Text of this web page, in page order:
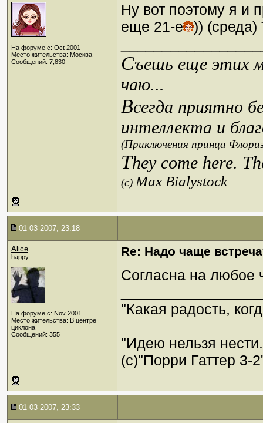
На форуме с: Oct 2001
Место жительства: Москва
Сообщений: 7,830
Ну вот поэтому я и
еще 21-е
)) (среда)
Съешь еще этих
чаю...
Всегда приятно
интеллекта и
(Приключения принца
They come here.
(c)Max Bialystock
01-03-2007, 23:18
Alice
happy
На форуме с: Nov 2001
Место жительства: В центре
циклона
Сообщений: 355
Re: Надо чаще
Согласна на любое
"Какая радость,
"Идею нельзя
(c)"Порри Гаттер 3-
01-03-2007, 23:33